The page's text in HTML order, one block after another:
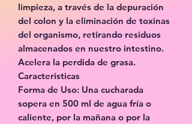
limpieza, a través de la depuración
del colon y la eliminación de toxinas
del organismo, retirando residuos
almacenados en nuestro intestino.
Acelera la perdida de grasa.
Caracteristicas
Forma de Uso: Una cucharada
sopera en 500 ml de agua fría o
caliente, por la mañana o por la